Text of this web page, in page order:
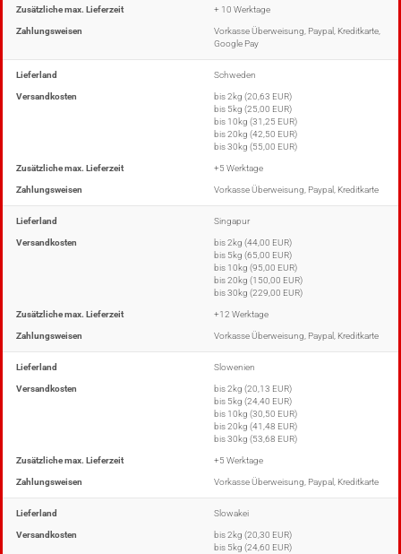
Zusätzliche max. Lieferzeit + 10 Werktage
Zahlungsweisen
Vorkasse Überweisung, Paypal, Kreditkarte,
Google Pay
Lieferland Schweden
Versandkosten
bis 2kg (20,63 EUR)
bis 5kg (25,00 EUR)
bis 10kg (31,25 EUR)
bis 20kg (42,50 EUR)
bis 30kg (55,00 EUR)
Zusätzliche max. Lieferzeit +5 Werktage
Zahlungsweisen Vorkasse Überweisung, Paypal, Kreditkarte
Lieferland Singapur
Versandkosten
bis 2kg (44,00 EUR)
bis 5kg (65,00 EUR)
bis 10kg (95,00 EUR)
bis 20kg (150,00 EUR)
bis 30kg (229,00 EUR)
Zusätzliche max. Lieferzeit +12 Werktage
Zahlungsweisen Vorkasse Überweisung, Paypal, Kreditkarte
Lieferland Slowenien
Versandkosten
bis 2kg (20,13 EUR)
bis 5kg (24,40 EUR)
bis 10kg (30,50 EUR)
bis 20kg (41,48 EUR)
bis 30kg (53,68 EUR)
Zusätzliche max. Lieferzeit +5 Werktage
Zahlungsweisen Vorkasse Überweisung, Paypal, Kreditkarte
Lieferland Slowakei
Versandkosten
bis 2kg (20,30 EUR)
bis 5kg (24,60 EUR)